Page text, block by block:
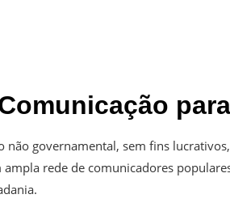
não governamental, sem fins
rede de comunicadores